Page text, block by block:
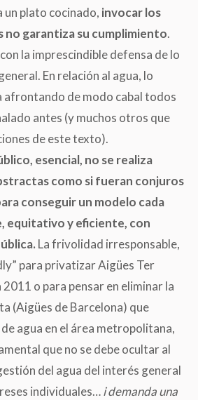
un plato cocinado, invocar los
no garantiza su cumplimiento.
la imprescindible defensa de lo
En relación al agua, lo
afrontando de modo cabal todos
antes (y muchos otros que
de este texto).
esencial, no se realiza
como si fueran conjuros
conseguir un modelo cada
equitativo y eficiente, con
La frivolidad irresponsable,
para privatizarAigües Ter
2011 o para pensar en eliminar la
(Aigües de Barcelona) que
agua en el área metropolitana,
que no se debe ocultar al
del agua del interés general
individuales…i demanda una